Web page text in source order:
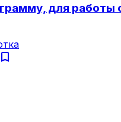
для работы
bookmark